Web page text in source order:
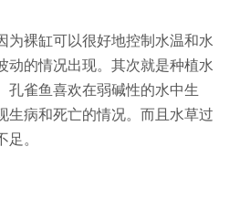
为裸缸可以很好地控制水温和水
动的情况出现。其次就是种植水
孔雀鱼喜欢在弱碱性的水中生
生病和死亡的情况。而且水草过
。